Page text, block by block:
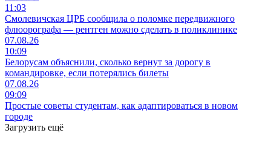
11:03
Смолевичская ЦРБ сообщила о поломке передвижного
флюорографа — рентген можно сделать в поликлинике
07.08.26
10:09
Белорусам объяснили, сколько вернут за дорогу в
командировке, если потерялись билеты
07.08.26
09:09
Простые советы студентам, как адаптироваться в новом
городе
Загрузить ещё